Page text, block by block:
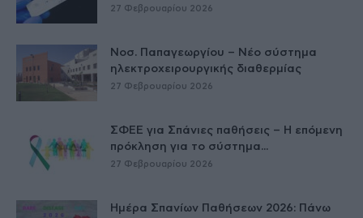
27 Φεβρουαρίου 2026
Νοσ. Παπαγεωργίου – Νέο σύστημα
ηλεκτροχειρουργικής διαθερμίας
27 Φεβρουαρίου 2026
ΣΦΕΕ για Σπάνιες παθήσεις – Η επόμενη
πρόκληση για το σύστημα...
27 Φεβρουαρίου 2026
Ημέρα Σπανίων Παθήσεων 2026: Πάνω